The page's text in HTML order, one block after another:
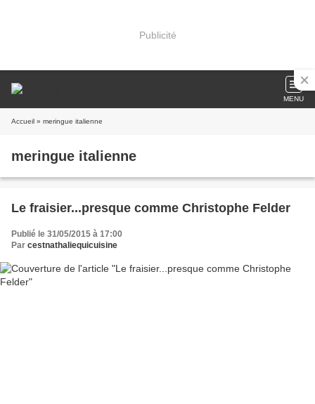
Publicité
MENU
Accueil » meringue italienne
meringue italienne
Le fraisier...presque comme Christophe Felder
Publié le 31/05/2015 à 17:00
Par cestnathaliequicuisine